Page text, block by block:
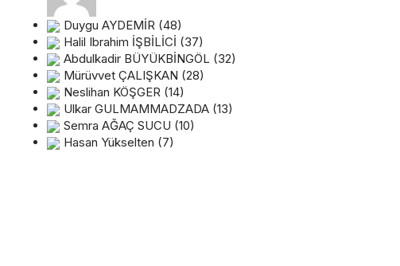
Duygu AYDEMİR (48)
Halil Ibrahim İŞBİLİCİ (37)
Abdulkadir BÜYÜKBİNGÖL (32)
Mürüvvet ÇALIŞKAN (28)
Neslihan KÖŞGER (14)
Ulkar GULMAMMADZADA (13)
Semra AĞAÇ SUCU (10)
Hasan Yükselten (7)